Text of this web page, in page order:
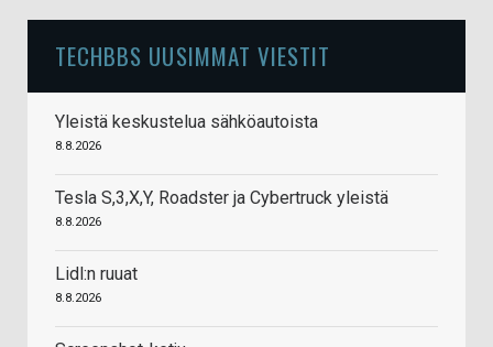
TECHBBS UUSIMMAT VIESTIT
Yleistä keskustelua sähköautoista
8.8.2026
Tesla S,3,X,Y, Roadster ja Cybertruck yleistä
8.8.2026
Lidl:n ruuat
8.8.2026